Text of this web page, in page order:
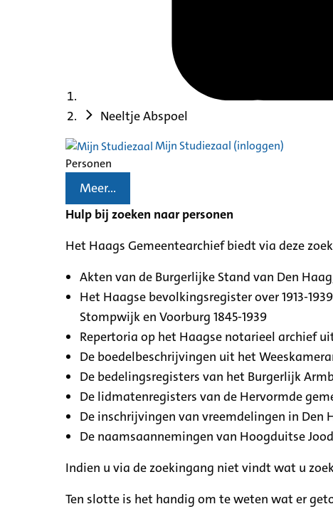
Neeltje Abspoel
Mijn Studiezaal (inloggen)
Personen
Meer...
Hulp bij zoeken naar personen
Het Haags Gemeentearchief biedt via deze
Akten van de Burgerlijke Stand van Den
Het Haagse bevolkingsregister over 1913-
Stompwijk en Voorburg 1845-1939
Repertoria op het Haagse notarieel archief
De boedelbeschrijvingen uit het
De bedelingsregisters van het Burgerlijk
De lidmatenregisters van de Hervormde
De inschrijvingen van vreemdelingen in Den
De naamsaannemingen van Hoogduitse
Indien u via de zoekingang niet vindt wat u
Ten slotte is het handig om te weten wat er